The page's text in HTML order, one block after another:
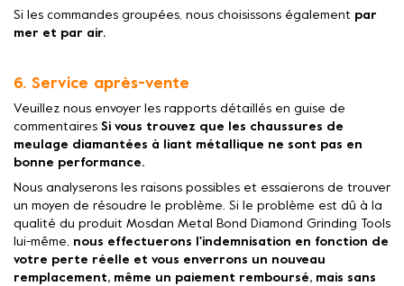
Si les commandes groupées, nous choisissons également par
mer et par air.
6. Service après-vente
Veuillez nous envoyer les rapports détaillés en guise de
commentaires Si vous trouvez que les chaussures de
meulage diamantées à liant métallique ne sont pas en
bonne performance.
Nous analyserons les raisons possibles et essaierons de trouver
un moyen de résoudre le problème. Si le problème est dû à la
qualité du produit Mosdan Metal Bond Diamond Grinding Tools
lui-même, nous effectuerons l'indemnisation en fonction de
votre perte réelle et vous enverrons un nouveau
remplacement, même un paiement remboursé, mais sans